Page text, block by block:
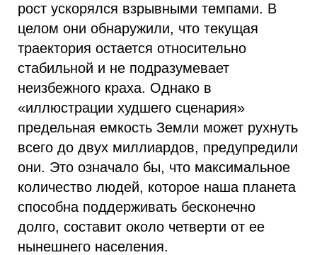
рост ускорялся взрывными темпами. В
целом они обнаружили, что текущая
траектория остается относительно
стабильной и не подразумевает
неизбежного краха. Однако в
«иллюстрации худшего сценария»
предельная емкость Земли может рухнуть
всего до двух миллиардов, предупредили
они. Это означало бы, что максимальное
количество людей, которое наша планета
способна поддерживать бесконечно
долго, составит около четверти от ее
нынешнего населения.